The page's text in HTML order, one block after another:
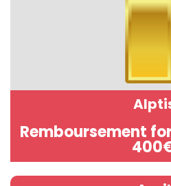
Remboursement